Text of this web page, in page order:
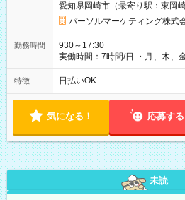
愛知県岡崎市（最寄り駅：東岡崎
パーソルマーケティング株式
勤務時間
930～17:30
実働時間：7時間/日 ・月、木、
は固定休です／夏季、年末年始
フト！ 残業ほぼナシ（0～5h/月）
特徴 日払いOK
気になる！ 応募する
未読